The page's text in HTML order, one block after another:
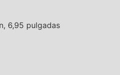
6,95 pulgadas